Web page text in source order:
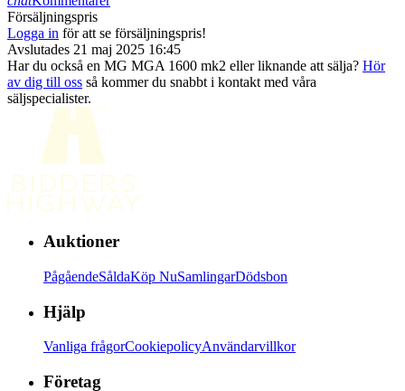
Försäljningspris
Logga in för att se försäljningspris!
Avslutades 21 maj 2025 16:45
Har du också en MG MGA 1600 mk2 eller liknande att sälja? Hör
av dig till oss så kommer du snabbt i kontakt med våra
säljspecialister.
Auktioner
PågåendeSåldaKöp NuSamlingarDödsbon
Hjälp
Vanliga frågorCookiepolicyAnvändarvillkor
Företag